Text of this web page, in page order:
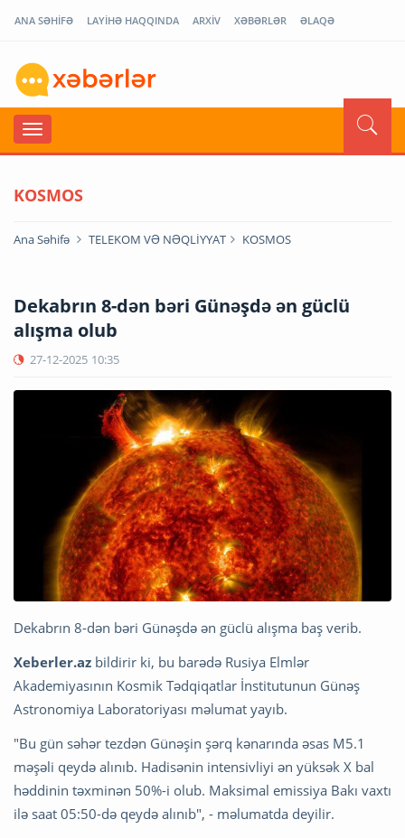
ANA SƏHİFƏ LAYİHƏ HAQQINDA ARXİV XƏBƏRLƏR ƏLAQƏ
KOSMOS
Ana Səhifə TELEKOM VƏ NƏQLİYYAT KOSMOS
Dekabrın 8-dən bəri Günəşdə ən güclü
alışma olub
27-12-2025 10:35
Dekabrın 8-dən bəri Günəşdə ən güclü alışma baş verib.
Xeberler.az bildirir ki, bu barədə Rusiya Elmlər
Akademiyasının Kosmik Tədqiqatlar İnstitutunun Günəş
Astronomiya Laboratoriyası məlumat yayıb.
"Bu gün səhər tezdən Günəşin şərq kənarında əsas M5.1
məşəli qeydə alınıb. Hadisənin intensivliyi ən yüksək X bal
həddinin təxminən 50%-i olub. Maksimal emissiya Bakı vaxtı
ilə saat 05:50-də qeydə alınıb", - məlumatda deyilir.